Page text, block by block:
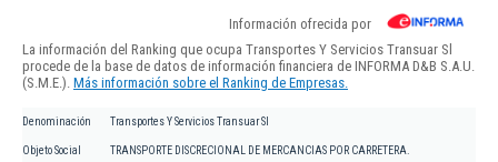
Información ofrecida por
La información del Ranking que ocupa Transportes Y Servicios Transuar Sl
procede de la base de datos de información financiera de INFORMA D&B S.A.U.
(S.M.E.). Más información sobre el Ranking de Empresas.
Denominación Transportes Y Servicios Transuar Sl
Objeto Social TRANSPORTE DISCRECIONAL DE MERCANCIAS POR CARRETERA.